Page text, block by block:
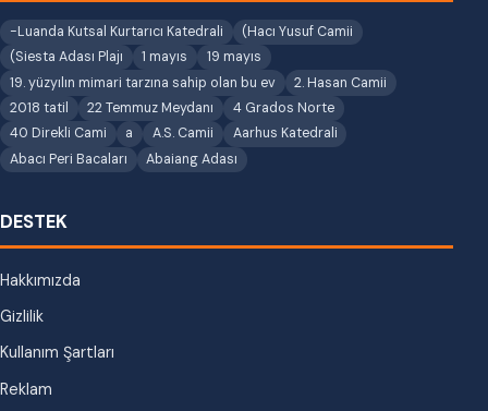
-Luanda Kutsal Kurtarıcı Katedrali
(Hacı Yusuf Camii
(Siesta Adası Plajı
1 mayıs
19 mayıs
19. yüzyılın mimari tarzına sahip olan bu ev
2. Hasan Camii
2018 tatil
22 Temmuz Meydanı
4 Grados Norte
40 Direkli Cami
a A.S. Camii
Aarhus Katedrali
Abacı Peri Bacaları
Abaiang Adası
DESTEK
Hakkımızda
Gizlilik
Kullanım Şartları
Reklam